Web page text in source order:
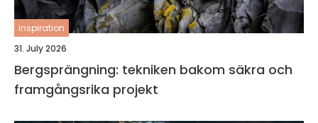
inspiration
31. July 2026
Bergsprängning: tekniken bakom säkra och
framgångsrika projekt